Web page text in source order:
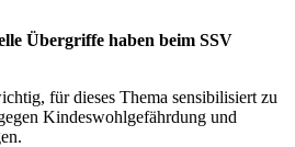
Übergriffe haben beim SSV
für dieses Thema sensibilisiert zu
Kindeswohlgefährdung und